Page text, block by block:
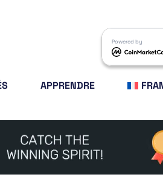
Powered by
DOGE
APPRENDRE